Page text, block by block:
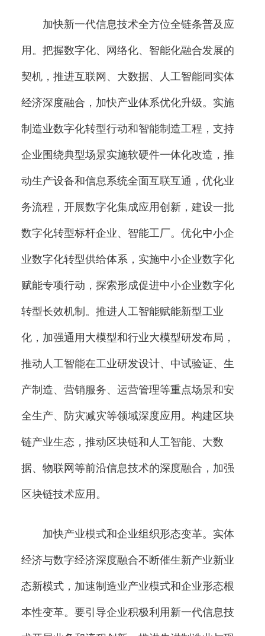
加快新一代信息技术全方位全链条普及应
用。把握数字化、网络化、智能化融合发展的
契机，推进互联网、大数据、人工智能同实体
经济深度融合，加快产业体系优化升级。实施
制造业数字化转型行动和智能制造工程，支持
企业围绕典型场景实施软硬件一体化改造，推
动生产设备和信息系统全面互联互通，优化业
务流程，开展数字化集成应用创新，建设一批
数字化转型标杆企业、智能工厂。优化中小企
业数字化转型供给体系，实施中小企业数字化
赋能专项行动，探索形成促进中小企业数字化
转型长效机制。推进人工智能赋能新型工业
化，加强通用大模型和行业大模型研发布局，
推动人工智能在工业研发设计、中试验证、生
产制造、营销服务、运营管理等重点场景和安
全生产、防灾减灾等领域深度应用。构建区块
链产业生态，推动区块链和人工智能、大数
据、物联网等前沿信息技术的深度融合，加强
区块链技术应用。
加快产业模式和企业组织形态变革。实体
经济与数字经济深度融合不断催生新产业新业
态新模式，加速制造业产业模式和企业形态根
本性变革。要引导企业积极利用新一代信息技